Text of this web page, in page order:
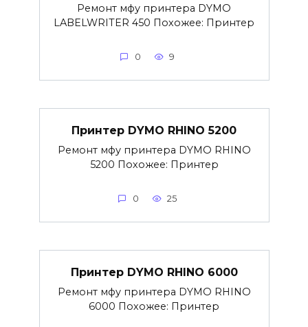
Ремонт мфу принтера DYMO
LABELWRITER 450 Похожее: Принтер
0 9
Принтер DYMO RHINO 5200
Ремонт мфу принтера DYMO RHINO
5200 Похожее: Принтер
0 25
Принтер DYMO RHINO 6000
Ремонт мфу принтера DYMO RHINO
6000 Похожее: Принтер